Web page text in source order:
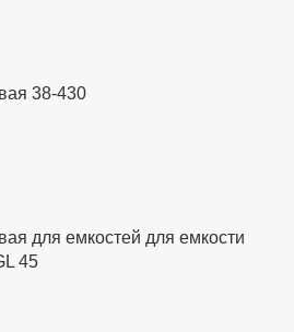
38-430
для емкостей для емкости
45